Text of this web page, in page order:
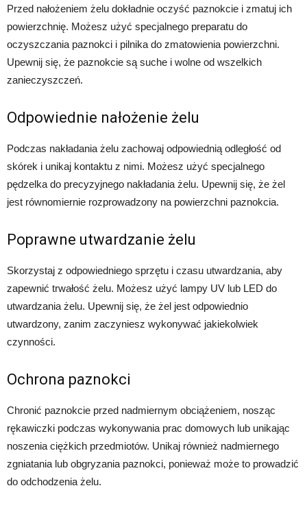
Przed nałożeniem żelu dokładnie oczyść paznokcie i zmatuj ich
powierzchnię. Możesz użyć specjalnego preparatu do
oczyszczania paznokci i pilnika do zmatowienia powierzchni.
Upewnij się, że paznokcie są suche i wolne od wszelkich
zanieczyszczeń.
Odpowiednie nałożenie żelu
Podczas nakładania żelu zachowaj odpowiednią odległość od
skórek i unikaj kontaktu z nimi. Możesz użyć specjalnego
pędzelka do precyzyjnego nakładania żelu. Upewnij się, że żel
jest równomiernie rozprowadzony na powierzchni paznokcia.
Poprawne utwardzanie żelu
Skorzystaj z odpowiedniego sprzętu i czasu utwardzania, aby
zapewnić trwałość żelu. Możesz użyć lampy UV lub LED do
utwardzania żelu. Upewnij się, że żel jest odpowiednio
utwardzony, zanim zaczyniesz wykonywać jakiekolwiek
czynności.
Ochrona paznokci
Chronić paznokcie przed nadmiernym obciążeniem, nosząc
rękawiczki podczas wykonywania prac domowych lub unikając
noszenia ciężkich przedmiotów. Unikaj również nadmiernego
zgniatania lub obgryzania paznokci, ponieważ może to prowadzić
do odchodzenia żelu.